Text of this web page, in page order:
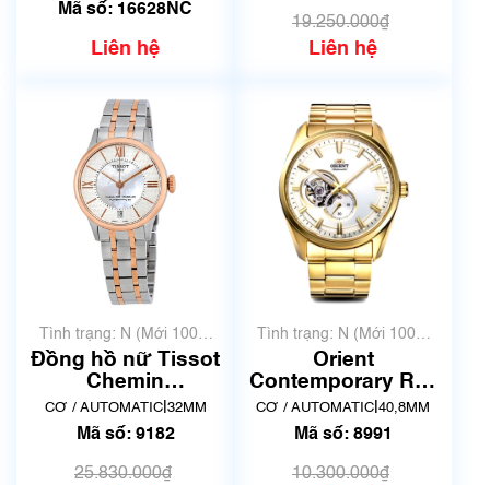
Mã số: 16628NC
Liên hệ
| New
19.250.000₫
Liên hệ
Tình trạng: N (Mới 100%
chưa qua sử dụng)
Đồng hồ nữ Tissot
Chemin
DeTourelles
Powermatic 80
| Mã số 9182
CƠ / AUTOMATIC| 32MM
Mã số: 9182
25.830.000₫
Tình trạng: N (Mới 100%
chưa qua sử dụng)
Orient
Contemporary RN-
AR0007S | F6S2-
UAA0 | Mã số 8991
CƠ / AUTOMATIC 40,8MM
Mã số: 8991
10.300.000₫